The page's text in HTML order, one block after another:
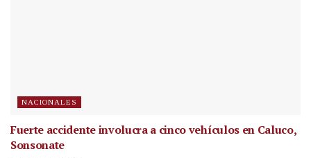
NACIONALES
Fuerte accidente involucra a cinco vehículos en Caluco,
Sonsonate